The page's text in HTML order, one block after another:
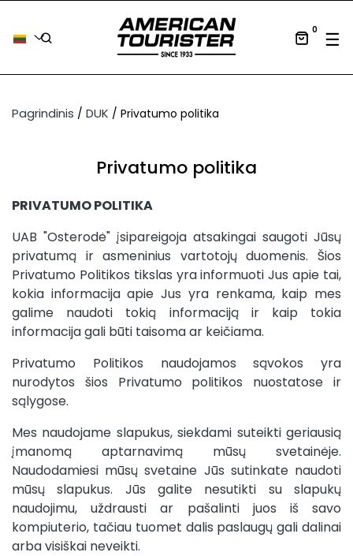
0 ☰
Pagrindinis DUK Privatumo politika
Privatumo politika
PRIVATUMO POLITIKA
UAB "Osterodė" įsipareigoja atsakingai saugoti Jūsų
privatumą ir asmeninius vartotojų duomenis. Šios
Privatumo Politikos tikslas yra informuoti Jus apie tai,
kokia informacija apie Jus yra renkama, kaip mes
galime naudoti tokią informaciją ir kaip tokia
informacija gali būti taisoma ar keičiama.
Privatumo Politikos naudojamos sąvokos yra
nurodytos šios Privatumo politikos nuostatose ir
sąlygose.
Mes naudojame slapukus, siekdami suteikti geriausią
įmanomą aptarnavimą mūsų svetainėje.
Naudodamiesi mūsų svetaine Jūs sutinkate naudoti
mūsų slapukus. Jūs galite nesutikti su slapukų
naudojimu, uždrausti ar pašalinti juos iš savo
kompiuterio, tačiau tuomet dalis paslaugų gali dalinai
arba visiškai neveikti.